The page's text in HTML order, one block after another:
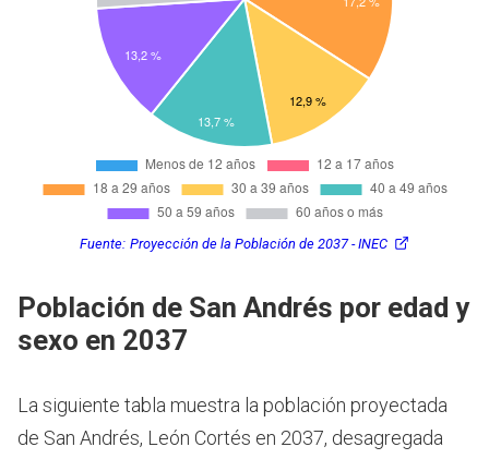
Fuente: Proyección de la Población de 2037 - INEC
Población de San Andrés por edad y
sexo en 2037
La siguiente tabla muestra la población proyectada
de San Andrés, León Cortés en 2037, desagregada